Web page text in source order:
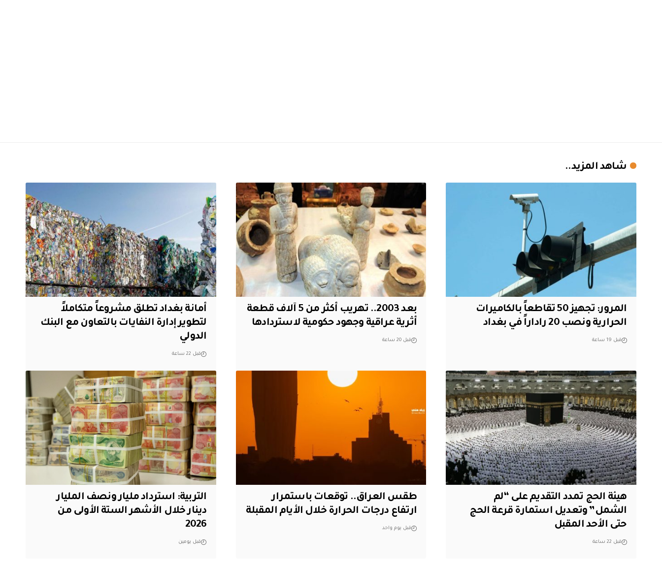
شاهد المزيد..
المرور: تجهيز 50 تقاطعاً بالكاميرات
الحرارية ونصب 20 راداراً في بغداد
قبل 19 ساعة
بعد 2003.. تهريب أكثر من 5 آلاف قطعة
أثرية عراقية وجهود حكومية لاستردادها
قبل 20 ساعة
أمانة بغداد تطلق مشروعاً متكاملاً
لتطوير إدارة النفايات بالتعاون مع البنك
الدولي
قبل 22 ساعة
هيئة الحج تمدد التقديم على “لم
الشمل” وتعديل استمارة قرعة الحج
حتى الأحد المقبل
قبل 22 ساعة
طقس العراق.. توقعات باستمرار
ارتفاع درجات الحرارة خلال الأيام المقبلة
قبل يوم واحد
التربية: استرداد مليار ونصف المليار
دينار خلال الأشهر الستة الأولى من
2026
قبل يومين